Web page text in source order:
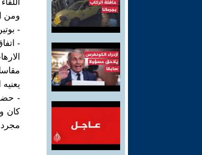
ومن
-
-
-
كان
مجرد